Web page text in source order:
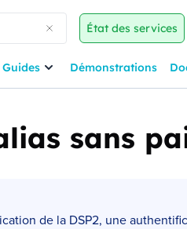
État des services
Guides Démonstrations
sans
de la DSP2, une